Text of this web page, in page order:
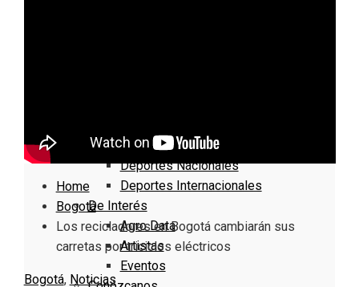
Deportes Locales
Deportes Nacionales
Deportes Internacionales
De Interés
Agro Data
Artistas
Eventos
Home
Bogotá
Los recicladores en Bogotá cambiarán sus
carretas por triciclos eléctricos
Bogotá, Noticias